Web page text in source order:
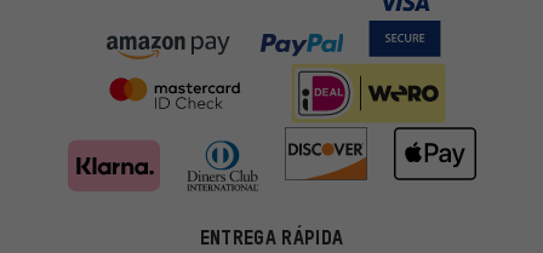
ENTREGA RÁPIDA